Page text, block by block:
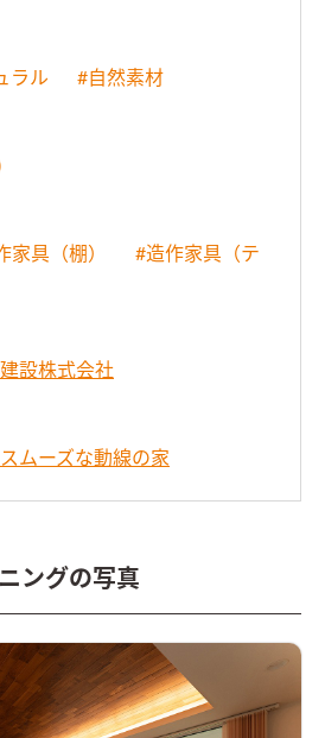
ラル #自然素材
家具（棚）
#造作家具（テ
設株式会社
ムーズな動線の家
ングの写真